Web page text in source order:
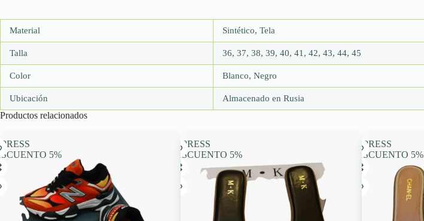
Material Sintético, Tela
Talla 36, 37, 38, 39, 40, 41, 42, 43, 44, 45
Color Blanco, Negro
Ubicación Almacenado en Rusia
Productos relacionados
5%
EXPRESS
DESCUENTO 5%
EXPRESS
DESCUENTO 5%